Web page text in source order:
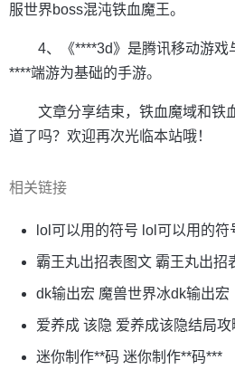
服世界boss混沌铁血魔王。
4、《****3d》是腾讯移动游戏
****端游为基础的手游。
文章分享结束，铁血魔域和铁
道了吗？欢迎再次光临本站哦！
相关链接
lol可以用的符号 lol可以用的符
霸王丸出招表图文 霸王丸出招
dk输出宏 魔兽世界冰dk输出宏
爱养成 该隐 爱养成该隐结局攻
迷你制作**码 迷你制作**码***